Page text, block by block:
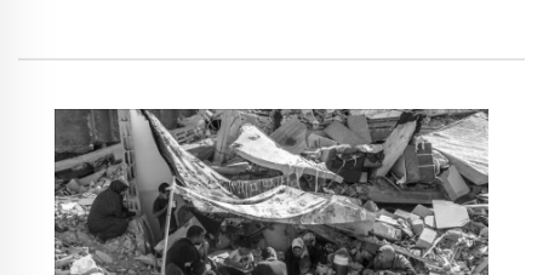
قاصرة أمام بنية الاحتلال الشاملة، غير أنّ حصر
المقاومة في هذا الإطار يحجب مجموعة واسعة من
الممارسات التي تجري يوميًا، بصمت أحيانًا، وتمثّل
بدورها شكلاً أصيلًا من أشكال الصراع مع منظومات
السيطرة الاستعمارية.